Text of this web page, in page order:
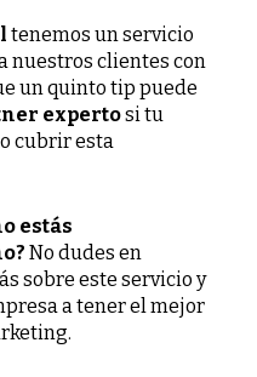
tenemos un servicio
nuestros clientes con
un quinto tip puede
expertosi tu
cubrir esta
estás
No dudes en
sobre este servicio y
a tener el mejor